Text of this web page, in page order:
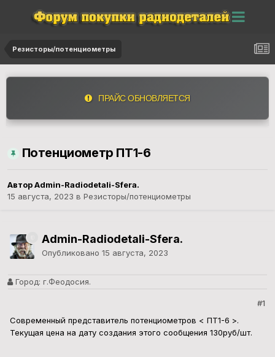
Резисторы/потенциометры
ПРАЙС ОБНОВЛЯЕТСЯ
Потенциометр ПТ1-6
АвторAdmin-Radiodetali-Sfera.
15 августа, 2023 в Резисторы/потенциометры
Admin-Radiodetali-Sfera.
Опубликовано 15 августа, 2023
Город: г.Феодосия.
#1
Современный представитель потенциометров < ПТ1-6 >.
Текущая цена на дату создания этого сообщения 130руб/шт.